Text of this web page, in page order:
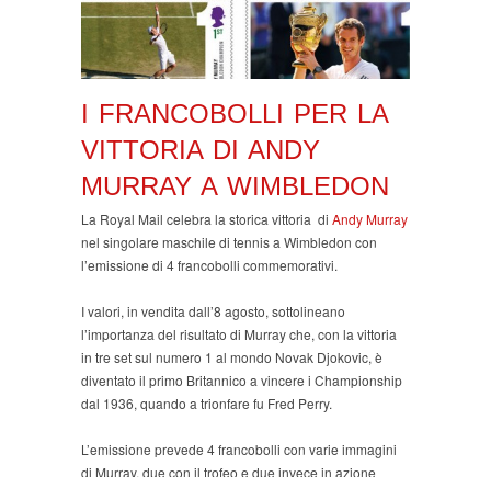
I FRANCOBOLLI PER LA
VITTORIA DI ANDY
MURRAY A WIMBLEDON
La Royal Mail celebra la storica vittoria di Andy Murray
nel singolare maschile di tennis a Wimbledon con
l’emissione di 4 francobolli commemorativi.
I valori, in vendita dall’8 agosto, sottolineano
l’importanza del risultato di Murray che, con la vittoria
in tre set sul numero 1 al mondo Novak Djokovic, è
diventato il primo Britannico a vincere i Championship
dal 1936, quando a trionfare fu Fred Perry.
L’emissione prevede 4 francobolli con varie immagini
di Murray, due con il trofeo e due invece in azione